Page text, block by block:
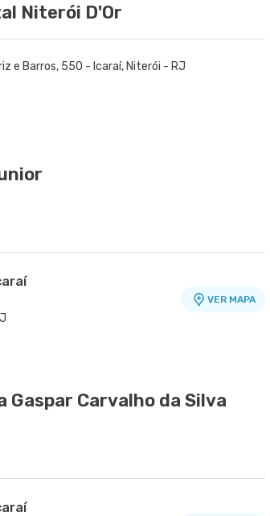
Niterói D'Or
e Barros, 550 - Icaraí, Niterói - RJ
VER MAPA
Gaspar Carvalho da Silva